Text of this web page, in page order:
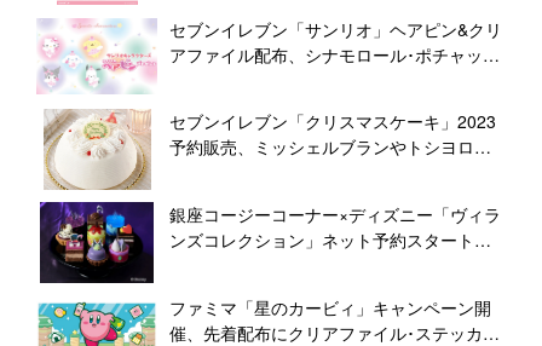
セブンイレブン「サンリオ」ヘアピン&クリ
アファイル配布、シナモロール･ポチャッ
セブンイレブン「クリスマスケーキ」2023
予約販売、ミッシェルブランやトシヨロイ
「SEVENTEEN」キャンペーンも
銀座コージーコーナー×ディズニー「ヴィラ
ンズコレクション」ネット予約スタート、
合わせ
ファミマ「星のカービィ」キャンペーン開
催、先着配布にクリアファイル･ステッカ